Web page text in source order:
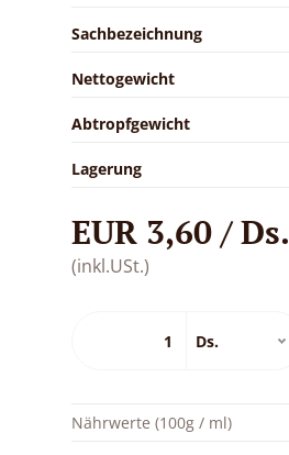
Sachbezeichnung
Nettogewicht
Abtropfgewicht
Lagerung
EUR 3,60 / Ds.
(inkl.USt.)
Nährwerte (100g / ml)